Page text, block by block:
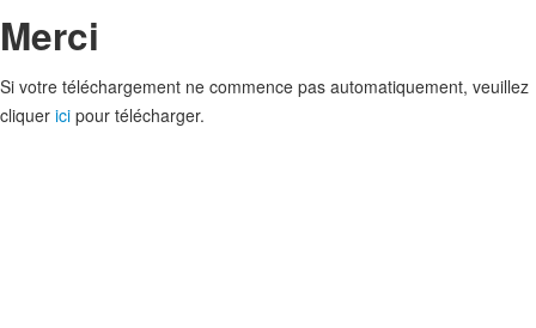
Merci
Si votre téléchargement ne commence pas automatiquement, veuillez
cliquer ici pour télécharger.